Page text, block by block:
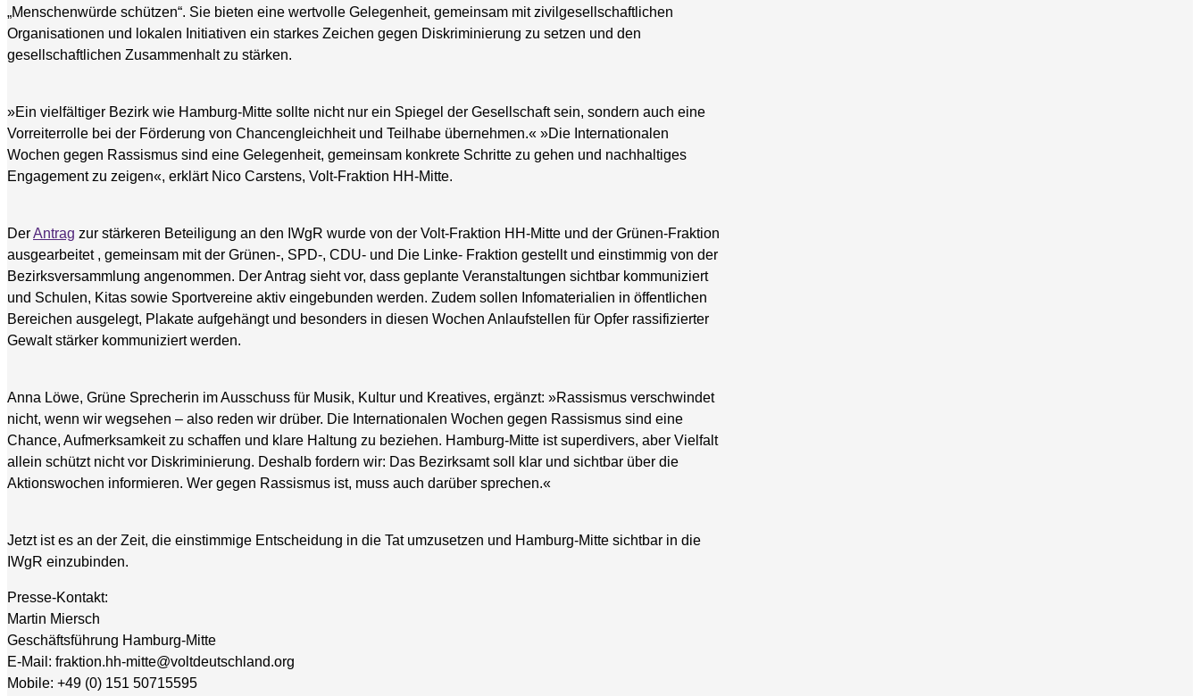
„Menschenwürde schützen“. Sie bieten eine wertvolle Gelegenheit, gemeinsam mit zivilgesellschaftlichen
Organisationen und lokalen Initiativen ein starkes Zeichen gegen Diskriminierung zu setzen und den
gesellschaftlichen Zusammenhalt zu stärken.
»Ein vielfältiger Bezirk wie Hamburg-Mitte sollte nicht nur ein Spiegel der Gesellschaft sein, sondern auch eine
Vorreiterrolle bei der Förderung von Chancengleichheit und Teilhabe übernehmen.« »Die Internationalen
Wochen gegen Rassismus sind eine Gelegenheit, gemeinsam konkrete Schritte zu gehen und nachhaltiges
Engagement zu zeigen«, erklärt Nico Carstens, Volt-Fraktion HH-Mitte.
DerAntrag zur stärkeren Beteiligung an den IWgR wurde von der Volt-Fraktion HH-Mitte und der Grünen-Fraktion
ausgearbeitet , gemeinsam mit der Grünen-, SPD-, CDU- und Die Linke- Fraktion gestellt und einstimmig von der
Bezirksversammlung angenommen. Der Antrag sieht vor, dass geplante Veranstaltungen sichtbar kommuniziert
und Schulen, Kitas sowie Sportvereine aktiv eingebunden werden. Zudem sollen Infomaterialien in öffentlichen
Bereichen ausgelegt, Plakate aufgehängt und besonders in diesen Wochen Anlaufstellen für Opfer rassifizierter
Gewalt stärker kommuniziert werden.
Anna Löwe, Grüne Sprecherin im Ausschuss für Musik, Kultur und Kreatives, ergänzt: »Rassismus verschwindet
nicht, wenn wir wegsehen – also reden wir drüber. Die Internationalen Wochen gegen Rassismus sind eine
Chance, Aufmerksamkeit zu schaffen und klare Haltung zu beziehen. Hamburg-Mitte ist superdivers, aber Vielfalt
allein schützt nicht vor Diskriminierung. Deshalb fordern wir: Das Bezirksamt soll klar und sichtbar über die
Aktionswochen informieren. Wer gegen Rassismus ist, muss auch darüber sprechen.«
Jetzt ist es an der Zeit, die einstimmige Entscheidung in die Tat umzusetzen und Hamburg-Mitte sichtbar in die
IWgR einzubinden.
Presse-Kontakt:
Martin Miersch
Geschäftsführung Hamburg-Mitte
E-Mail: fraktion.hh-mitte@voltdeutschland.org
Mobile: +49 (0) 151 50715595